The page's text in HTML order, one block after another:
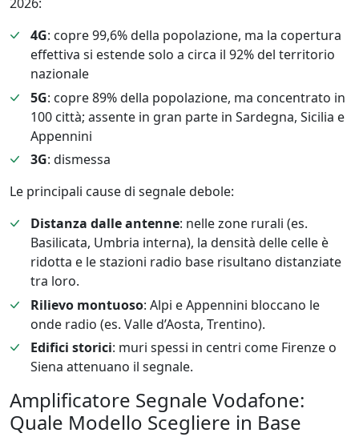
4G: copre 99,6% della popolazione, ma la copertura
effettiva si estende solo a circa il 92% del territorio
nazionale
5G: copre 89% della popolazione, ma concentrato in
100 città; assente in gran parte in Sardegna, Sicilia e
Appennini
3G: dismessa
Le principali cause di segnale debole:
Distanza dalle antenne: nelle zone rurali (es.
Basilicata, Umbria interna), la densità delle celle è
ridotta e le stazioni radio base risultano distanziate
tra loro.
Rilievo montuoso: Alpi e Appennini bloccano le
onde radio (es. Valle d’Aosta, Trentino).
Edifici storici: muri spessi in centri come Firenze o
Siena attenuano il segnale.
Amplificatore Segnale Vodafone:
Quale Modello Scegliere in Base